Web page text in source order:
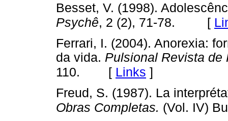
Besset, V. (1998).
Psychê, 2 (2), 71-78. [
Ferrari, I. (2004). Anorexia:
da vida. Pulsional Revista de
110. [ Links ]
Freud, S. (1987). La
Obras Completas. (Vol. IV)